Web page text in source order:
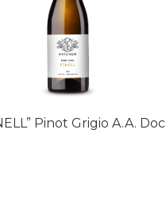
Pinot Grigio A.A. Doc